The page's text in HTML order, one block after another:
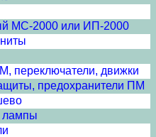
МС-2000 или ИП-2000
переключатели, движки
предохранители ПМ
лампы